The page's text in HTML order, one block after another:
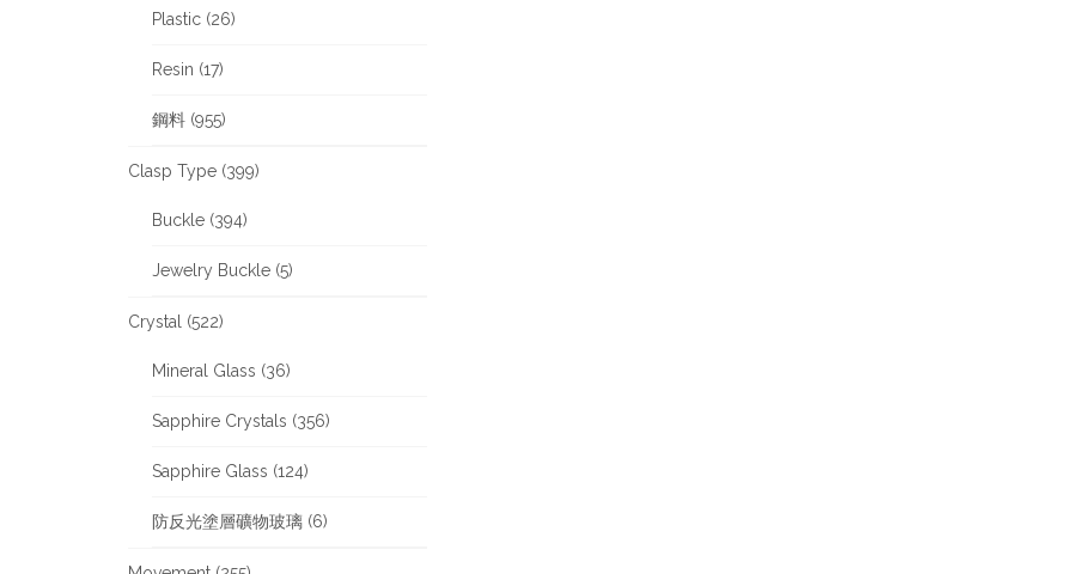
Plastic (26)
Resin (17)
鋼料 (955)
Clasp Type (399)
Buckle (394)
Jewelry Buckle (5)
Crystal (522)
Mineral Glass (36)
Sapphire Crystals (356)
Sapphire Glass (124)
防反光塗層礦物玻璃 (6)